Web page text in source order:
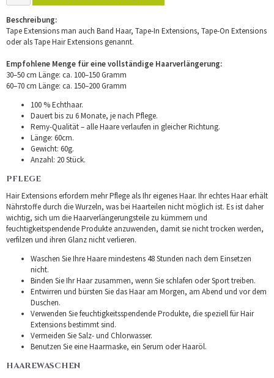
Beschreibung:
Tape Extensions man auch Band Haar, Tape-In Extensions, Tape-On Extensions
oder als Tape Hair Extensions genannt.
Empfohlene Menge für eine vollständige Haarverlängerung:
30–50 cm Länge: ca. 100–150 Gramm
60–70 cm Länge: ca. 150–200 Gramm
100 % Echthaar.
Dauert bis zu 6 Monate, je nach Pflege.
Remy-Qualität – alle Haare verlaufen in gleicher Richtung.
Länge: 60cm.
Gewicht: 60g.
Anzahl: 20 Stück.
PFLEGE
Hair Extensions erfordern mehr Pflege als Ihr eigenes Haar. Ihr echtes Haar erhält
Nährstoffe durch die Wurzeln, was bei Haarteilen nicht möglich ist. Es ist daher
wichtig, sich um die Haarverlängerungsteile zu kümmern und
feuchtigkeitspendende Produkte anzuwenden, damit sie nicht trocken werden,
verfilzen und ihren Glanz nicht verlieren.
Waschen Sie Ihre Haare mindestens 48 Stunden nach dem Einsetzen
nicht.
Binden Sie Ihr Haar zusammen, wenn Sie schlafen oder Sport treiben.
Entwirren und bürsten Sie das Haar am Morgen, am Abend und vor dem
Duschen.
Verwenden Sie feuchtigkeitsspendende Produkte, die speziell für Hair
Extensions bestimmt sind.
Vermeiden Sie Salz- und Chlorwasser.
Benutzen Sie eine Haarmaske, ein Serum oder Haaröl.
HAAREWASCHEN